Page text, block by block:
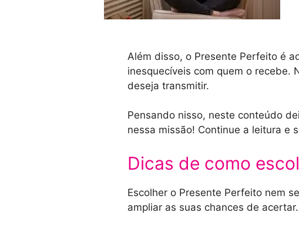
Além disso, o Presente Perfeito é
inesquecíveis com quem o recebe.
deseja transmitir.
Pensando nisso, neste conteúdo
nessa missão! Continue a leitura e
Dicas de como
Escolher o Presente Perfeito nem
ampliar as suas chances de